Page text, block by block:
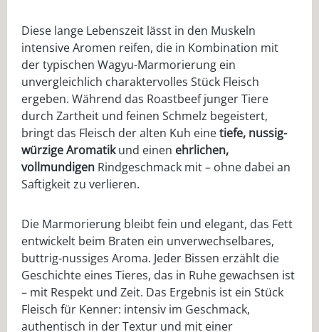
Diese lange Lebenszeit lässt in den Muskeln
intensive Aromen reifen, die in Kombination mit
der typischen Wagyu-Marmorierung ein
unvergleichlich charaktervolles Stück Fleisch
ergeben. Während das Roastbeef junger Tiere
durch Zartheit und feinen Schmelz begeistert,
bringt das Fleisch der alten Kuh einetiefe, nussig-
würzige Aromatikund einen ehrlichen,
vollmundigen Rindgeschmack mit – ohne dabei an
Saftigkeit zu verlieren.
Die Marmorierung bleibt fein und elegant, das Fett
entwickelt beim Braten ein unverwechselbares,
buttrig-nussiges Aroma. Jeder Bissen erzählt die
Geschichte eines Tieres, das in Ruhe gewachsen ist
– mit Respekt und Zeit. Das Ergebnis ist ein Stück
Fleisch für Kenner: intensiv im Geschmack,
authentisch in der Textur und mit einer